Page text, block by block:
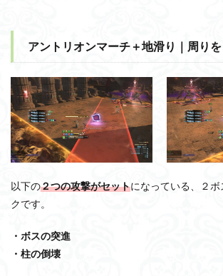
アントリオンマーチ＋地滑り｜周り
以下の２つの攻撃がセットになっている、２
クです。
・ボスの突進
・柱の倒壊